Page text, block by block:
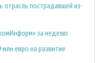
отрасль пострадавшей из-
за неделю
евро на развитие